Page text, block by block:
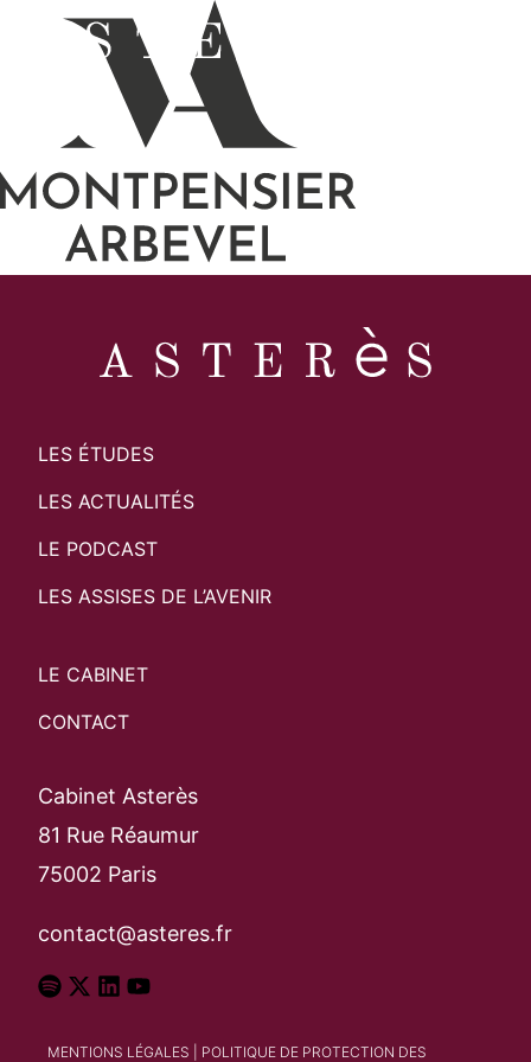
LES ÉTUDES
LES ACTUALITÉS
LE PODCAST
LES ASSISES DE L’AVENIR
LE CABINET
CONTACT
Cabinet Asterès
81 Rue Réaumur
75002 Paris
contact@asteres.fr
MENTIONS LÉGALES POLITIQUE DE PROTECTION DES
Search